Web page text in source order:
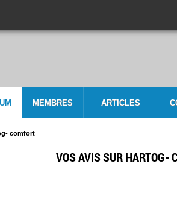
MEMBRES ARTICLES
comfort
VOS AVIS SUR HARTOG-